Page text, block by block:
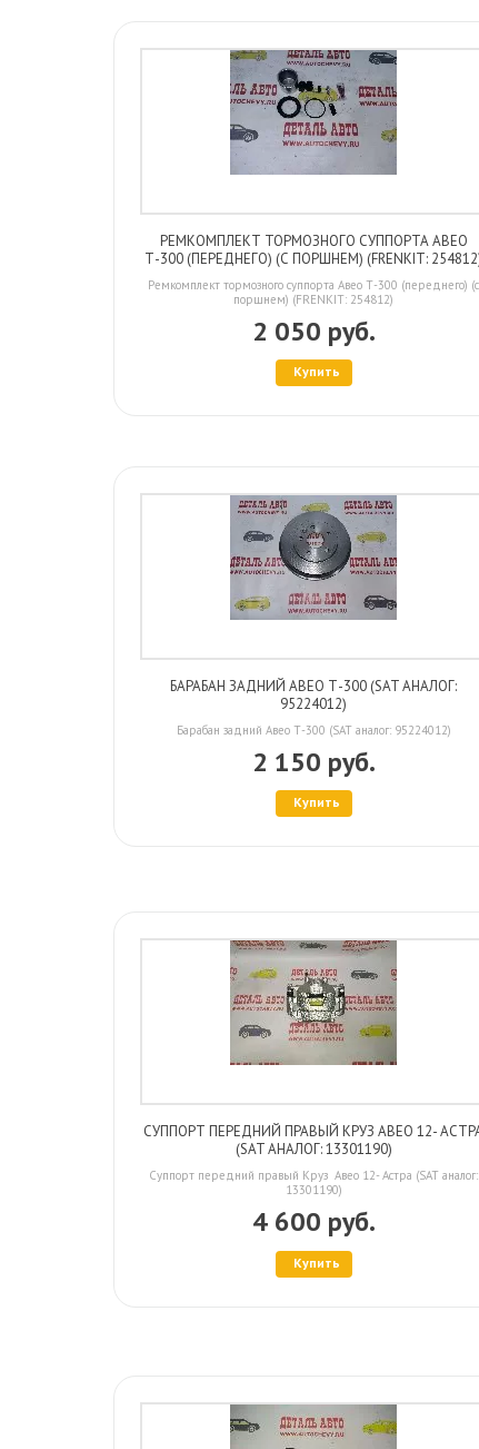
РЕМКОМПЛЕКТ ТОРМОЗНОГО СУППОРТА АВЕО
Т-300 (ПЕРЕДНЕГО) (С ПОРШНЕМ) (FRENKIT:
Ремкомплект тормозного суппорта Авео Т-300 (переднего) (с
поршнем) (FRENKIT: 254812)
2 050 руб.
Купить
БАРАБАН ЗАДНИЙ АВЕО Т-300 (SAT АНАЛОГ:
95224012)
Барабан задний Авео Т-300 (SAT аналог: 95224012)
2 150 руб.
Купить
СУППОРТ ПЕРЕДНИЙ ПРАВЫЙ КРУЗ АВЕО 12-
(SAT АНАЛОГ: 13301190)
Суппорт передний правый Круз Авео 12- Астра (SAT аналог:
13301190)
4 600 руб.
Купить